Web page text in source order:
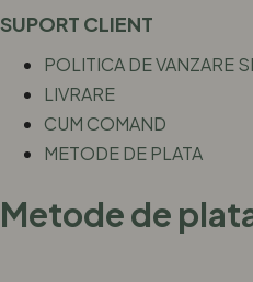
SUPORT CLIENT
POLITICA DE VANZARE
LIVRARE
CUM COMAND
METODE DE PLATA
Metode de